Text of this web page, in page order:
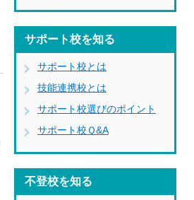
サポート校を知る
サポート校とは
技能連携校とは
サポート校選びのポイント
サポート校Ｑ&A
不登校を知る